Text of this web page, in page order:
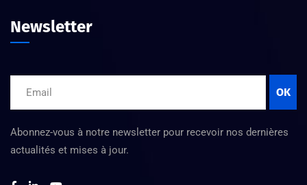
Newsletter
OK
Abonnez-vous à notre newsletter pour recevoir nos dernières
actualités et mises à jour.